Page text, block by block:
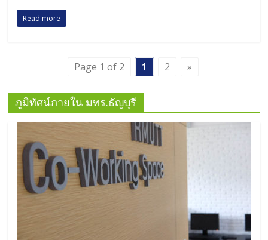
Read more
Page 1 of 2 1 2 »
ภูมิทัศน์ภายใน มทร.ธัญบุรี